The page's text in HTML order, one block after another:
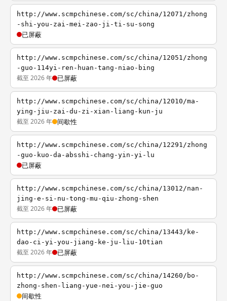
http://www.scmpchinese.com/sc/china/12071/zhong
-shi-you-zai-mei-zao-ji-ti-su-song
已屏蔽
http://www.scmpchinese.com/sc/china/12051/zhong
-guo-114yi-ren-huan-tang-niao-bing
截至 2026 年 已屏蔽
http://www.scmpchinese.com/sc/china/12010/ma-
ying-jiu-zai-du-zi-xian-liang-kun-ju
截至 2026 年 间歇性
http://www.scmpchinese.com/sc/china/12291/zhong
-guo-kuo-da-absshi-chang-yin-yi-lu
已屏蔽
http://www.scmpchinese.com/sc/china/13012/nan-
jing-e-si-nu-tong-mu-qiu-zhong-shen
截至 2026 年 已屏蔽
http://www.scmpchinese.com/sc/china/13443/ke-
dao-ci-yi-you-jiang-ke-ju-liu-10tian
截至 2026 年 已屏蔽
http://www.scmpchinese.com/sc/china/14260/bo-
zhong-shen-liang-yue-nei-you-jie-guo
间歇性